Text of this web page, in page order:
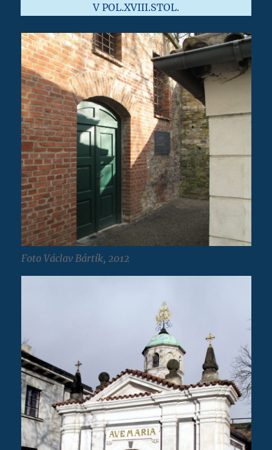
V POL.XVIII.STOL.
Foto Václav Bártík, 2012